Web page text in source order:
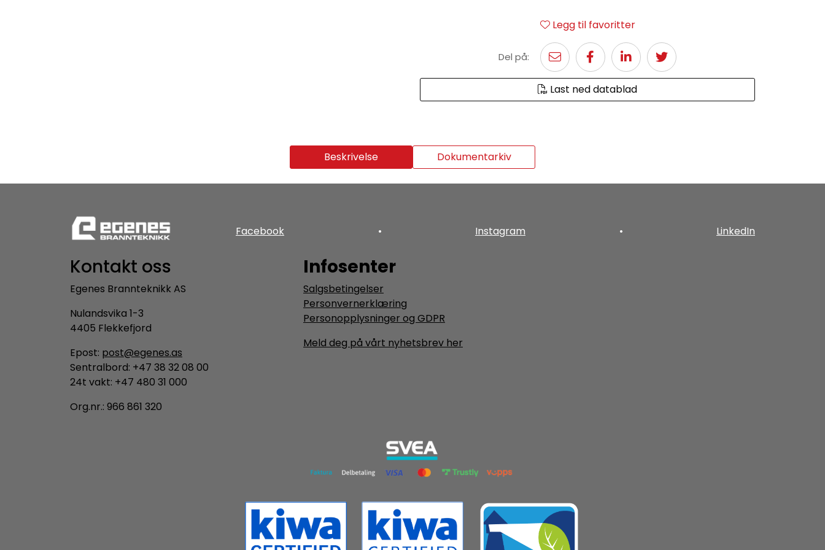
Legg til favoritter
Del på:
Last ned datablad
Beskrivelse Dokumentarkiv
Facebook • Instagram • LinkedIn
Kontakt oss
Egenes Brannteknikk AS
Nulandsvika 1-3
4405 Flekkefjord
Epost: post@egenes.as
Sentralbord: +47 38 32 08 00
24t vakt: +47 480 31 000
Org.nr.: 966 861 320
Infosenter
Salgsbetingelser
Personvernerklæring
Personopplysninger og GDPR
Meld deg på vårt nyhetsbrev her